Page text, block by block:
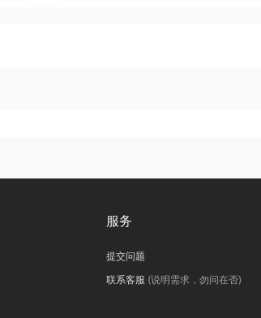
服务
提交问题
联系客服 (说明需求，勿问在否)